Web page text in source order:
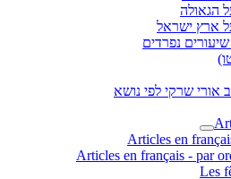
הגאולה
ארץ ישראל
נפרדים
שרקי לפי נושא
Articles en
Les